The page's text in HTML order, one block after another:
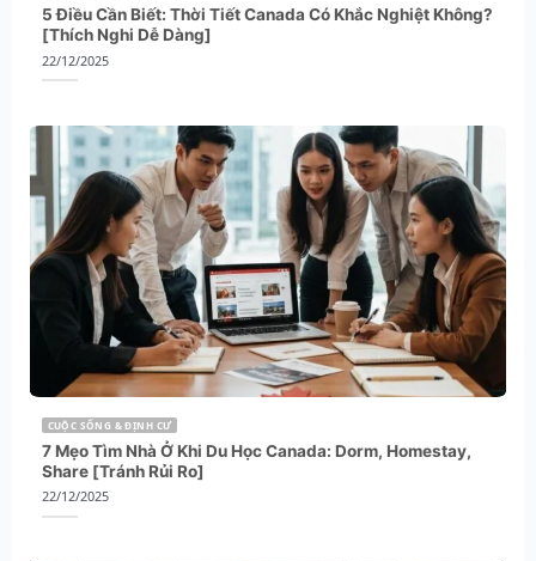
5 Điều Cần Biết: Thời Tiết Canada Có Khắc Nghiệt Không?
[Thích Nghi Dễ Dàng]
22/12/2025
CUỘC SỐNG & ĐỊNH CƯ
7 Mẹo Tìm Nhà Ở Khi Du Học Canada: Dorm, Homestay,
Share [Tránh Rủi Ro]
22/12/2025